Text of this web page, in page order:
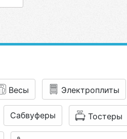
Весы Электроплиты
Сабвуферы Тостеры